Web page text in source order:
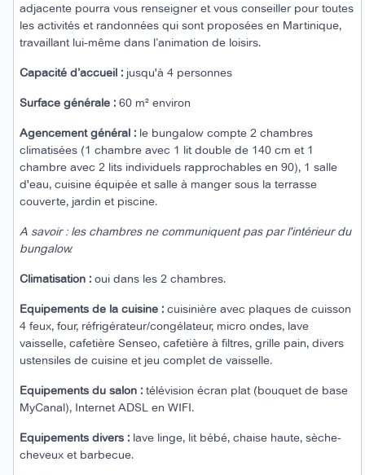
adjacente pourra vous renseigner et vous conseiller pour toutes
les activités et randonnées qui sont proposées en Martinique,
travaillant lui-même dans l’animation de loisirs.
Capacité d’accueil : jusqu'à 4 personnes
Surface générale : 60 m² environ
Agencement général : le bungalow compte 2 chambres
climatisées (1 chambre avec 1 lit double de 140 cm et 1
chambre avec 2 lits individuels rapprochables en 90), 1 salle
d'eau, cuisine équipée et salle à manger sous la terrasse
couverte, jardin et piscine.
A savoir : les chambres ne communiquent pas par l'intérieur du
bungalow.
Climatisation : oui dans les 2 chambres.
Equipements de la cuisine : cuisinière avec plaques de cuisson
4 feux, four, réfrigérateur/congélateur, micro ondes, lave
vaisselle, cafetière Senseo, cafetière à filtres, grille pain, divers
ustensiles de cuisine et jeu complet de vaisselle.
Equipements du salon : télévision écran plat (bouquet de base
MyCanal), Internet ADSL en WIFI.
Equipements divers : lave linge, lit bébé, chaise haute, sèche-
cheveux et barbecue.